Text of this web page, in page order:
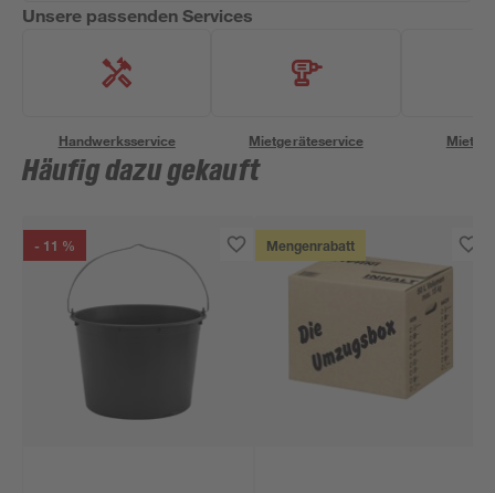
Unsere passenden Services
Handwerksservice Mietgeräteservice
Häufig dazu gekauft
- 11 % Mengenrabatt